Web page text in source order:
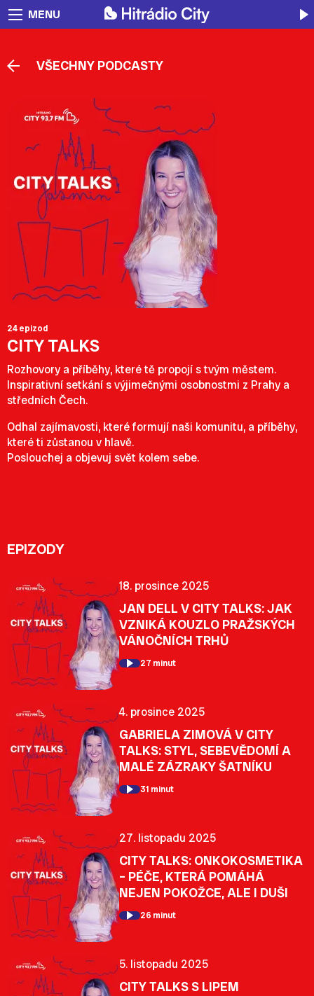
MENU
VŠECHNY PODCASTY
24 epizod
CITY TALKS
Rozhovory a příběhy, které tě propojí s tvým městem.
Inspirativní setkání s výjimečnými osobnostmi z Prahy a
středních Čech.
Odhal zajímavosti, které formují naši komunitu, a příběhy,
které ti zůstanou v hlavě.
Poslouchej a objevuj svět kolem sebe.
EPIZODY
18. prosince 2025
JAN DELL V CITY TALKS: JAK
VZNIKÁ KOUZLO PRAŽSKÝCH
VÁNOČNÍCH TRHŮ
27 minut
4. prosince 2025
GABRIELA ZIMOVÁ V CITY
TALKS: STYL, SEBEVĚDOMÍ A
MALÉ ZÁZRAKY ŠATNÍKU
31 minut
27. listopadu 2025
CITY TALKS: ONKOKOSMETIKA
– PÉČE, KTERÁ POMÁHÁ
NEJEN POKOŽCE, ALE I DUŠI
26 minut
5. listopadu 2025
CITY TALKS S LIPEM